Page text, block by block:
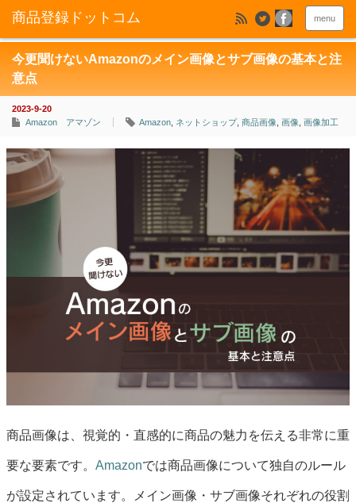
menu
今更聞けないAmazonのメイン画像とサブ画像の基本と注
意点
2023-9-20
Amazon アマゾン
Amazon ネットショップ, 商品画像 画像 画像加工
商品画像は、視覚的・直感的に商品の魅力を伝える非常に重
要な要素です。 Amazonでは商品画像について独自のルール
が設定されています。メイン画像・サブ画像それぞれの役割